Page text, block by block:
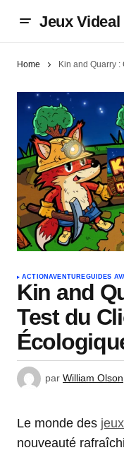
Jeux Videal
Home Kin and Quarry
ACTIONAVENTUREGUIDES
Kin and
Test du
par William Olson
Le monde des jeux
nouveauté